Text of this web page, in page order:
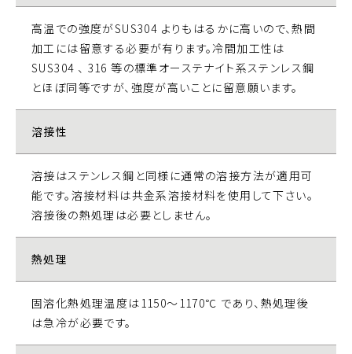
高温での強度がSUS304 よりもはるかに高いので、熱間
加工には留意する必要が有ります。冷間加工性は
SUS304 、 316 等の標準オーステナイト系ステンレス鋼
とほぼ同等ですが、強度が高いことに留意願います。
溶接性
溶接はステンレス鋼と同様に通常の溶接方法が適用可
能です。溶接材料は共金系溶接材料を使用して下さい。
溶接後の熱処理は必要としません。
熱処理
固溶化熱処理温度は1150～1170℃ であり、熱処理後
は急冷が必要です。